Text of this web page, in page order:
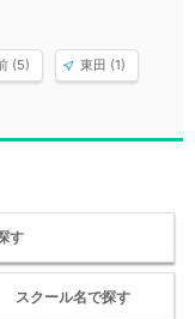
(5) 東田 (1)
す
スクール名で探す